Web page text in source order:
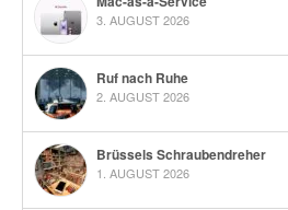
3. AUGUST 2026
Ruf nach Ruhe
2. AUGUST 2026
Brüssels Schraubendreher
1. AUGUST 2026